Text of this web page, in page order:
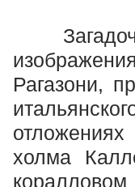
Рагазони,
холма